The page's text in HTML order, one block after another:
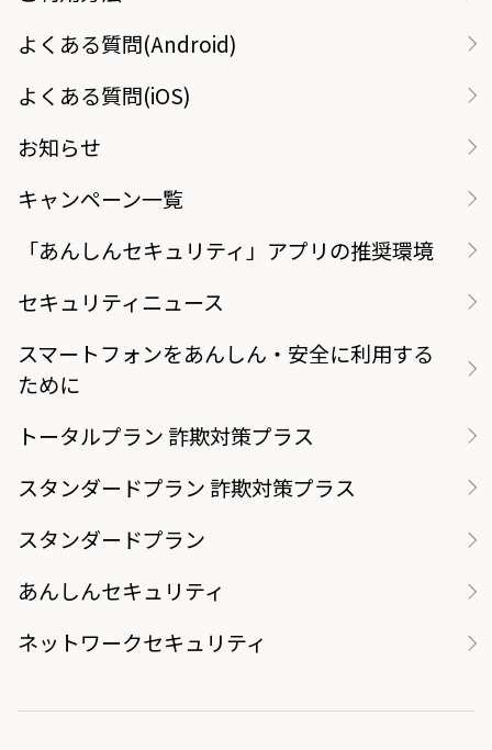
よくある質問(Android)
よくある質問(iOS)
お知らせ
キャンペーン一覧
「あんしんセキュリティ」アプリの推奨環境
セキュリティニュース
スマートフォンをあんしん・安全に利用する
ために
トータルプラン 詐欺対策プラス
スタンダードプラン 詐欺対策プラス
スタンダードプラン
あんしんセキュリティ
ネットワークセキュリティ